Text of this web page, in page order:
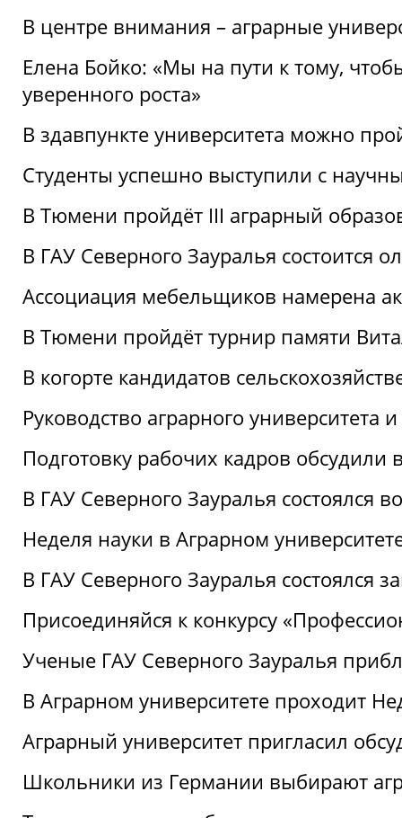
В центре внимания – аграрные
Елена Бойко: «Мы на пути к тому,
уверенного роста»
В здавпункте университета можно
Студенты успешно выступили с
В Тюмени пройдёт III аграрный
В ГАУ Северного Зауралья состоится
Ассоциация мебельщиков намерена
В Тюмени пройдёт турнир памяти
В когорте кандидатов
Руководство аграрного
Подготовку рабочих кадров
В ГАУ Северного Зауралья состоялся
Неделя науки в Аграрном
В ГАУ Северного Зауралья
Присоединяйся к конкурсу
Ученые ГАУ Северного Зауралья
В Аграрном университете проходит
Аграрный университет пригласил
Школьники из Германии выбирают